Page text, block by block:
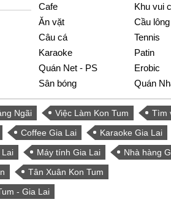
Cafe
Ăn vặt
Câu cá
Karaoke
Quán Net - PS
Sân bóng
Khu vui
Cầu lông
Tennis
Patin
Erobic
Quán
Ngãi Việc Làm Kon Tum
Tìm
Coffee Gia Lai
Karaoke Gia Lai
Máy tính Gia Lai
Nhà hàng
Tân Xuân Kon Tum
- Gia Lai